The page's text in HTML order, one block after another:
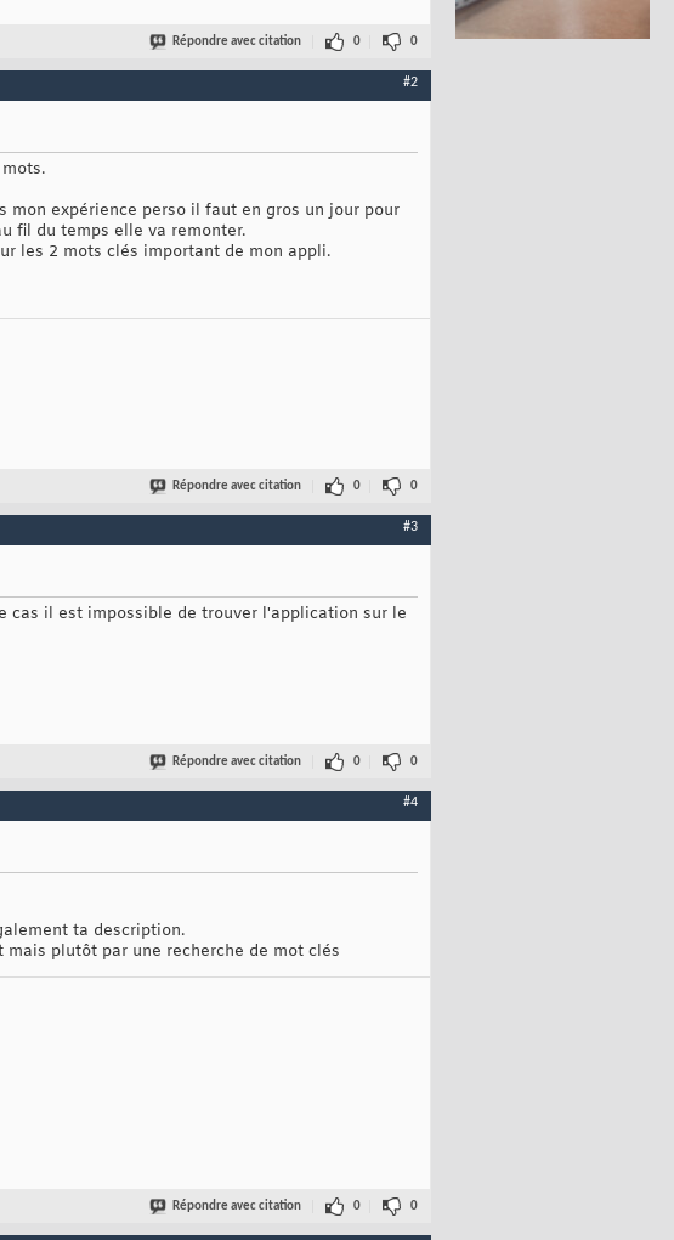
Répondre avec citation 0 0
#2
expérience perso il faut en gros un jour pour
fil du temps elle va remonter.
les 2 mots clés important de mon appli.
Répondre avec citation 0 0
#3
cas il est impossible de trouver l'application sur le
Répondre avec citation 0 0
#4
ta description.
plutôt par une recherche de mot clés
Répondre avec citation 0 0